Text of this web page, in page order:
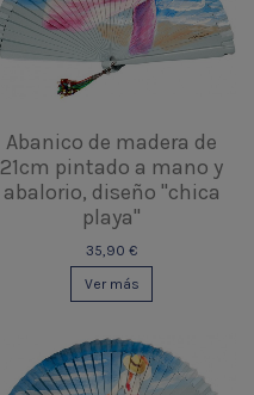
Abanico de madera de
21cm pintado a mano y
abalorio, diseño "chica
playa"
35,90 €
Ver más